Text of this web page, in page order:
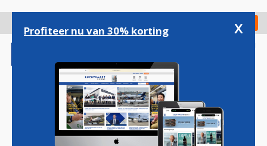
gaan
Check in
Magazine Podcasts Vacatures
Profiteer nu van 30% korting x